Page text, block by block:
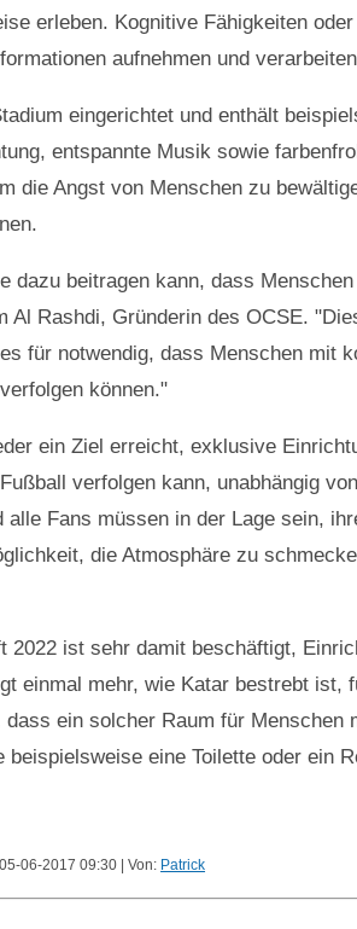
erleben. Kognitive Fähigkeiten
aufnehmen und
eingerichtet und enthält
entspannte Musik sowie
die Angst von Menschen zu
dazu beitragen kann, dass Menschen
Al Rashdi, Gründerin des OCSE.
für notwendig, dass Menschen mit
können."
ein Ziel erreicht, exklusive
verfolgen kann, unabhängig
Fans müssen in der Lage sein,
die Atmosphäre zu
2022 ist sehr damit beschäftigt,
einmal mehr, wie Katar bestrebt ist,
ein solcher Raum für Menschen
eine Toilette oder ein
06-2017 09:30 | Von: Patrick